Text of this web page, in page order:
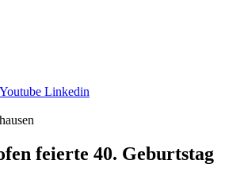
Youtube Linkedin
feierte 40. Geburtstag